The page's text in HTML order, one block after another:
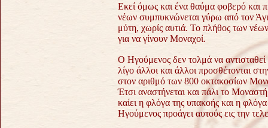
Εκεί όμως και ένα θαύμα φοβερό και
νέων συμπυκνώνεται γύρω από τον
μύτη, χωρίς αυτιά. Το πλήθος των
για να γίνουν Μοναχοί.
Ο Ηγούμενος δεν τολμά να
λίγο άλλοι και άλλοι προσθέτονται
στον αριθμό των 800 οκτακοσίων
Έτσι αναστήνεται και πάλι το
καίει η φλόγα της υπακοής και η
Ηγούμενος προάγει αυτούς εις την